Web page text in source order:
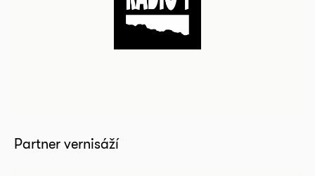
Partner vernisáží